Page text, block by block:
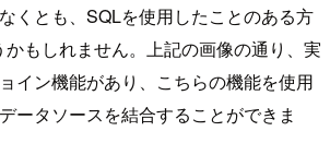
くとも、SQLを使用したことのある方
かもしれません。上記の画像の通り、実
イン機能があり、こちらの機能を使用
ータソースを結合することができま